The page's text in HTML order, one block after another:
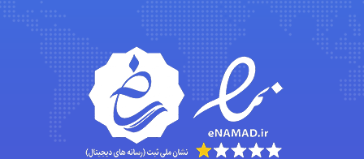
fatima
Jafar Tym